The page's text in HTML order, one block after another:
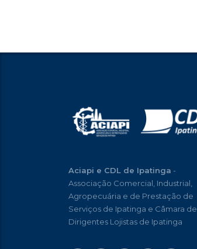
Aciapi e CDL de Ipatinga -
Associação Comercial, Industrial,
Agropecuária e de Prestação de
Serviços de Ipatinga e Câmara de
Dirigentes Lojistas de Ipatinga